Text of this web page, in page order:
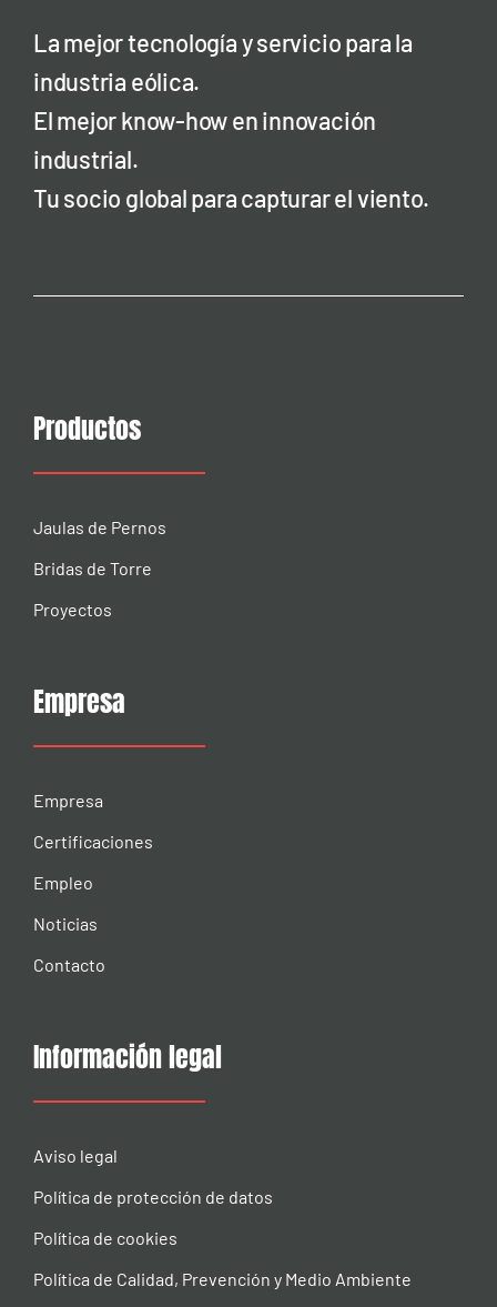
La mejor tecnología y servicio para la
industria eólica.
El mejor know-how en innovación
industrial.
Tu socio global para capturar el viento.
Productos
Jaulas de Pernos
Bridas de Torre
Proyectos
Empresa
Empresa
Certificaciones
Empleo
Noticias
Contacto
Información legal
Aviso legal
Política de protección de datos
Política de cookies
Política de Calidad, Prevención y Medio Ambiente